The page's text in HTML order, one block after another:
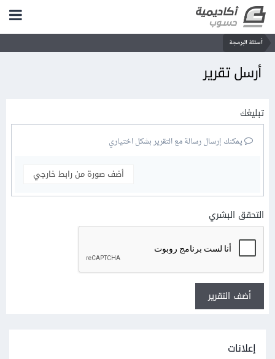
أسئلة البرمجة
أرسل تقرير
تبليغك
يمكنك إرسال رسالة مع التقرير بشكل اختياري
أضف صورة من رابط خارجي
التحقق البشري
أضف التقرير
إعلانات